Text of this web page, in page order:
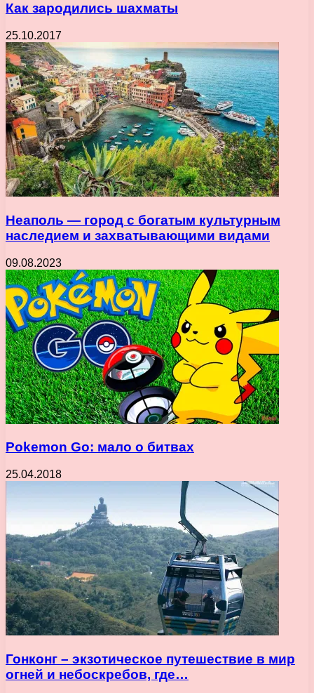
Как зародились шахматы
25.10.2017
Неаполь — город с богатым культурным
наследием и захватывающими видами
09.08.2023
Pokemon Go: мало о битвах
25.04.2018
Гонконг – экзотическое путешествие в мир
огней и небоскребов, где…